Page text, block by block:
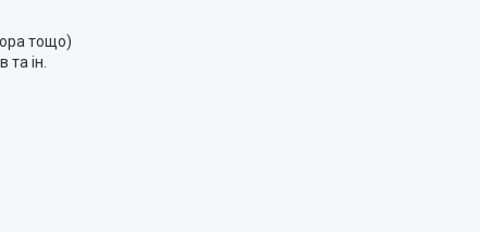
тощо)
ін.